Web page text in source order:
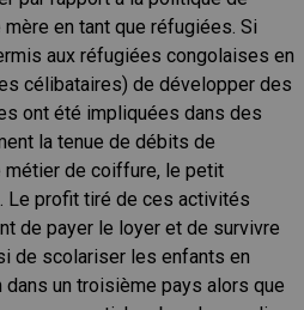
en tant que réfugiées. Si
aux réfugiées congolaises en
célibataires) de développer des
ont été impliquées dans des
la tenue de débits de
de coiffure, le petit
Le profit tiré de ces activités
de payer le loyer et de survivre
de scolariser les enfants en
un troisième pays alors que